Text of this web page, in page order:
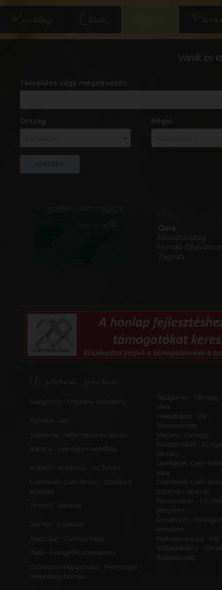
Kezdőlap Cikkek
Várak és
Település vagy megnevezés
Ország
Régió
Gora
Gora
Horvátország
Horvát-
Zágráb
Új feltöltések, frissítések
Sajógömör - Őrtorony, elővédmű
Sajógömör - Várhegy
vára
Tornalja - Vár
Feketeváros - Vár -
Városerődítés
Szalonna - Református templom
Meszes - Várhegy
Rakaca - A templom erődfala
Pusztacsalád -
várhely
Imbach - Imbach II., „Im Turner”
Csehberek, Cseh-
vára
Csehberek, Cseh-Brézó - Szlatina II.
erődítés
Csehberek, Cseh-
Szlatina I. sáncvár
Tömörd - Ilonavár
Háromudvar -
templom
Dömös - Árpádvár
Rimabrézó -
templom
Alsócsitár - Zsibrica hegy
Nyitragerencsér - Vár
Kiéte - Evangélikus templom
Vulkapordány -
(feltételezett)
Oroszlány (Majkpuszta) - Premontrei
Prépostság Romjai